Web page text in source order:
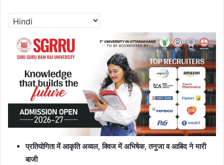
प्रतियोगिता में आकृति अव्वल,क्विज में अभिषेक,तनुजा व आबिद ने मारी
बाजी